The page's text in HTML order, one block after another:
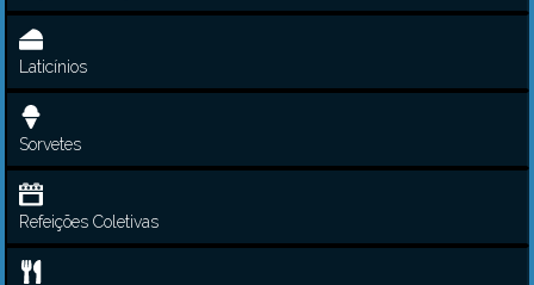
Laticínios
Sorvetes
Refeições Coletivas